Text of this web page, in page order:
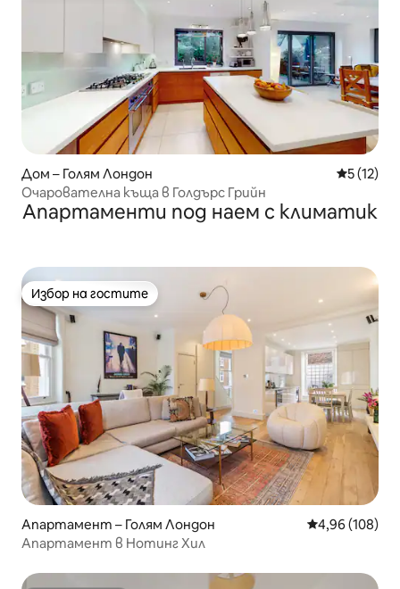
Дом – Голям Лондон Средна
5 (12)
Очарователна къща в Голдърс Грийн
Апартаменти под наем с климатик
Избор на гостите
Избор на гостите
Апартамент – Голям Лондон Средна
4,96 (108)
Апартамент в Нотинг Хил